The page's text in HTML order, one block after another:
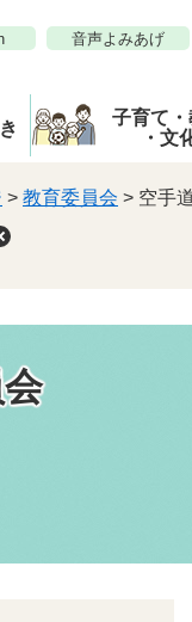
音声よみあげ
子育て・
・文
> 教育委員会 > 空手